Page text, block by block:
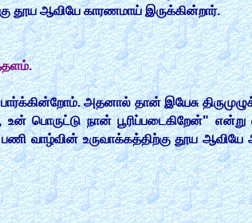
தூய ஆவியே காரணமாய் இருக்கின்றார்.
அதனால் தான் இயேசு
நான் பூரிப்படைகிறேன்" என்று
வாழ்வின் உருவாக்கத்திற்கு தூய